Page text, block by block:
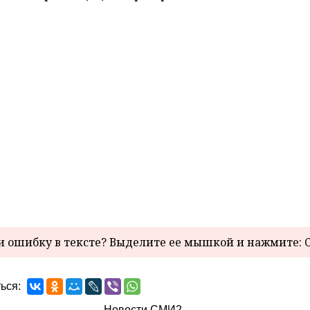
в тексте? Выделите ее мышкой и нажмите: